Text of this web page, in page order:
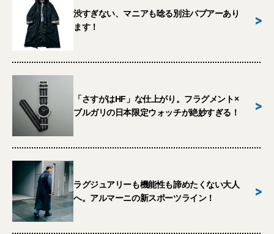
渋すぎない、マニアも唸る別注バブアーあり
ます！
>
「さすがはHF」な仕上がり。フラグメント×
ブルガリの日本限定ウォッチが絶妙すぎる！
>
ラグジュアリーも機能性も諦めたくない大人
へ。アルマーニの新スポーツライン！
>